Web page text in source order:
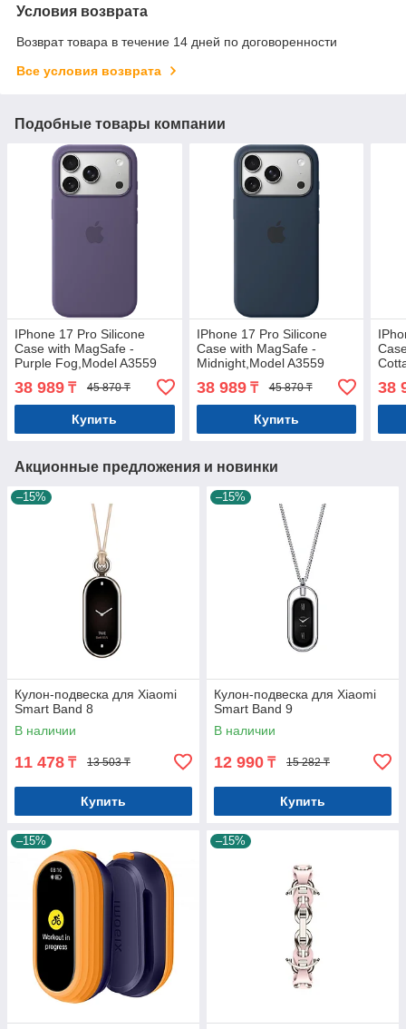
Условия возврата
Возврат товара в течение 14 дней по договоренности
Все условия возврата
Подобные товары компании
IPhone 17 Pro Silicone
Case with MagSafe -
Purple Fog,Model A3559
38 989 ₸ 45 870 ₸
Купить
IPhone 17 Pro Silicone
Case with MagSafe -
Midnight,Model A3559
38 989₸ 45 870 ₸
Купить
38
Акционные предложения и новинки
–15%
Кулон-подвеска для Xiaomi
Smart Band 8
В наличии
11 478 ₸ 13 503 ₸
Купить
–15%
Кулон-подвеска для Xiaomi
Smart Band 9
В наличии
12 990 ₸ 15 282 ₸
Купить
–15% –15%